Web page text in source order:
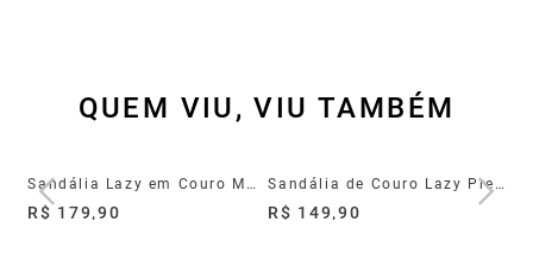
QUEM VIU, VIU TAMBÉM
Sandália Lazy em Couro Mouro
R$ 179,90
Sandália de Couro Lazy Preto
R$ 149,90